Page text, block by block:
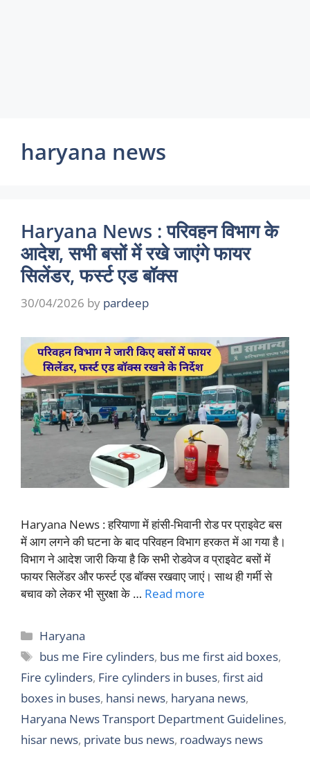
haryana news
Haryana News : परिवहन विभाग के
आदेश, सभी बसों में रखे जाएंगे फायर
सिलेंडर, फर्स्ट एड बॉक्स
30/04/2026 by pardeep
Haryana News : हरियाणा में हांसी-भिवानी रोड पर प्राइवेट बस
में आग लगने की घटना के बाद परिवहन विभाग हरकत में आ गया है।
विभाग ने आदेश जारी किया है कि सभी रोडवेज व प्राइवेट बसों में
फायर सिलेंडर और फर्स्ट एड बॉक्स रखवाए जाएं। साथ ही गर्मी से
बचाव को लेकर भी सुरक्षा के … Read more
Categories
Haryana
Tags
bus me Fire cylinders, bus me first aid boxes,
Fire cylinders, Fire cylinders in buses, first aid
boxes in buses, hansi news, haryana news,
Haryana News Transport Department Guidelines,
hisar news, private bus news, roadways news